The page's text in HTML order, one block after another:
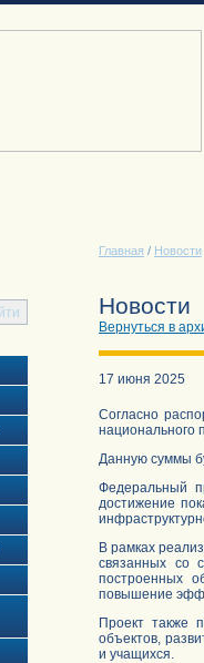
Главная / Новости
Новости
Вернуться в
17 июня 2025
Согласно
национального
Данную суммы
Федеральный
достижение
В рамках
связанных со
построенных
повышение
Проект также
объектов,
и учащихся.